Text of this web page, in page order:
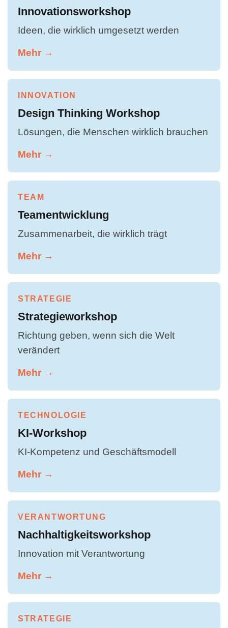
Innovationsworkshop
Ideen, die wirklich umgesetzt werden
Mehr →
INNOVATION
Design Thinking Workshop
Lösungen, die Menschen wirklich brauchen
Mehr →
TEAM
Teamentwicklung
Zusammenarbeit, die wirklich trägt
Mehr →
STRATEGIE
Strategieworkshop
Richtung geben, wenn sich die Welt
verändert
Mehr →
TECHNOLOGIE
KI-Workshop
KI-Kompetenz und Geschäftsmodell
Mehr →
VERANTWORTUNG
Nachhaltigkeitsworkshop
Innovation mit Verantwortung
Mehr →
STRATEGIE